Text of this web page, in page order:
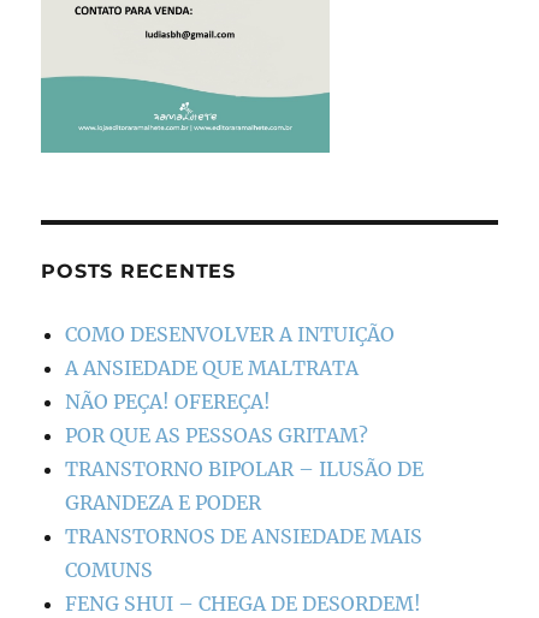
POSTS RECENTES
COMO DESENVOLVER A INTUIÇÃO
A ANSIEDADE QUE MALTRATA
NÃO PEÇA! OFEREÇA!
POR QUE AS PESSOAS GRITAM?
TRANSTORNO BIPOLAR – ILUSÃO DE
GRANDEZA E PODER
TRANSTORNOS DE ANSIEDADE MAIS
COMUNS
FENG SHUI – CHEGA DE DESORDEM!